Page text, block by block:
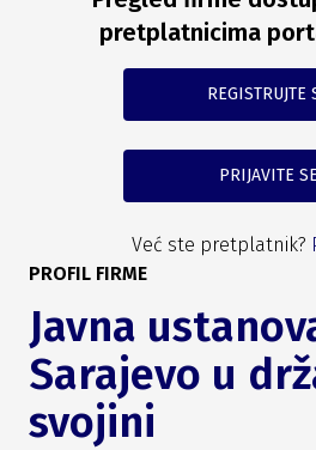
pretplatnicima
REGISTRUJTE
PRIJAVITE
Već ste pretplatnik?
PROFIL FIRME
Javna
Sarajevo u
svojini